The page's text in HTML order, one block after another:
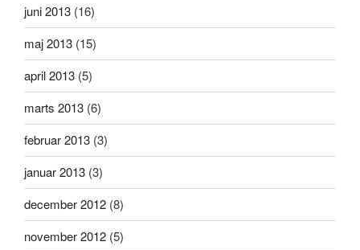
juni 2013 (16)
maj 2013 (15)
april 2013 (5)
marts 2013 (6)
februar 2013 (3)
januar 2013 (3)
december 2012 (8)
november 2012 (5)